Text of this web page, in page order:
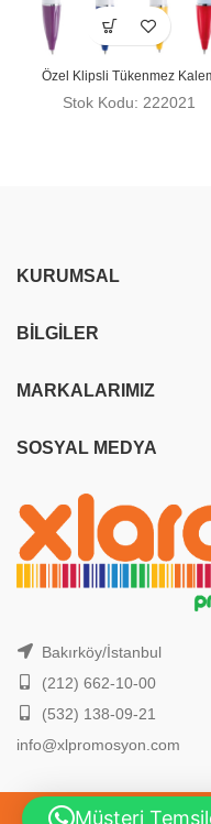
2026 Yılı, En
Özel Klipsli Tükenmez
Stok Kodu: 222021
KURUMSAL
BILGILER
MARKALARIMIZ
SOSYAL MEDYA
Bakırköy/İstanbul
(212) 662-10-00
(532) 138-09-21
info@xlpromosyon.com
Müşteri